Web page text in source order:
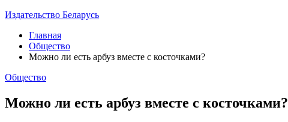
Издательство Беларусь
Главная
Общество
Можно ли есть арбуз вместе с косточками?
Общество
Можно ли есть арбуз вместе с косточками?